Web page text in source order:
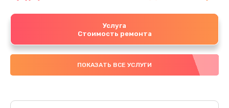
Услуга
Стоимость ремонта
ПОКАЗАТЬ ВСЕ УСЛУГИ